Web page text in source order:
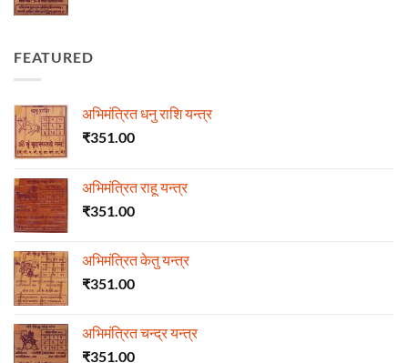
FEATURED
अभिमंत्रित धनु राशि यन्त्र
₹351.00
अभिमंत्रित राहू यन्त्र
₹351.00
अभिमंत्रित केतु यन्त्र
₹351.00
अभिमंत्रित चन्द्र यन्त्र
₹351.00